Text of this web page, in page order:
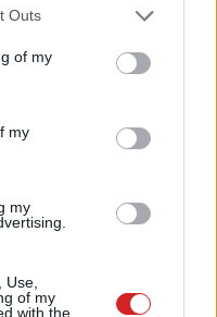
one or more Google
You may click to
its third-party tags to
in below Google
Outs
of my
my
my
of my
with the
az új ARC
életrajzi film
interjú
09:27